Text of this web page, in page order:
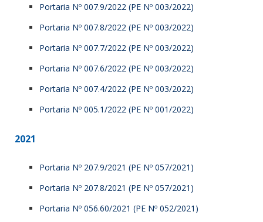
Portaria Nº 007.9/2022 (PE Nº 003/2022)
Portaria Nº 007.8/2022 (PE Nº 003/2022)
Portaria Nº 007.7/2022 (PE Nº 003/2022)
Portaria Nº 007.6/2022 (PE Nº 003/2022)
Portaria Nº 007.4/2022 (PE Nº 003/2022)
Portaria Nº 005.1/2022 (PE Nº 001/2022)
2021
Portaria Nº 207.9/2021 (PE Nº 057/2021)
Portaria Nº 207.8/2021 (PE Nº 057/2021)
Portaria Nº 056.60/2021 (PE Nº 052/2021)